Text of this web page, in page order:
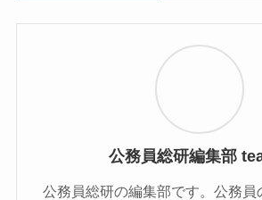
公務員総研編集部
公務員総研の編集部です。公務員